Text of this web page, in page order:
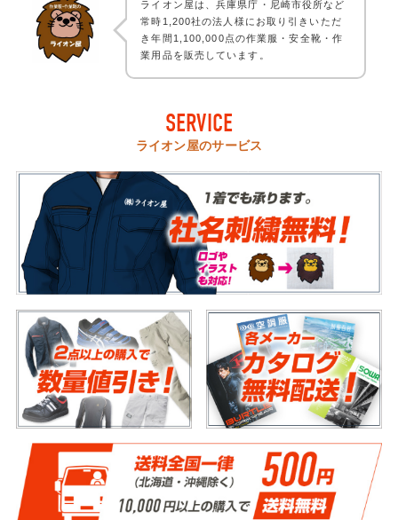
ライオン屋は、兵庫県庁・尼崎市役所など
常時1,200社の法人様にお取り引きいただ
き年間1,100,000点の作業服・安全靴・作
業用品を販売しています。
SERVICE
ライオン屋のサービス